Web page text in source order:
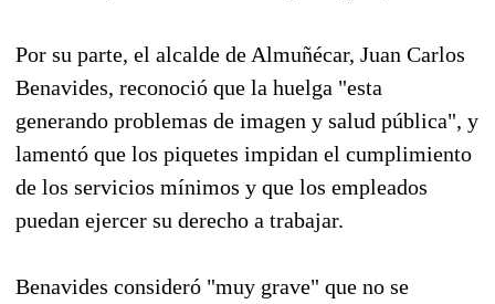
Por su parte, el alcalde de Almuñécar, Juan Carlos
Benavides, reconoció que la huelga "esta
generando problemas de imagen y salud pública", y
lamentó que los piquetes impidan el cumplimiento
de los servicios mínimos y que los empleados
puedan ejercer su derecho a trabajar.
Benavides consideró "muy grave" que no se